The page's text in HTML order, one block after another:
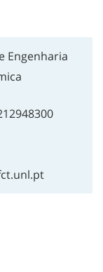
Engenharia